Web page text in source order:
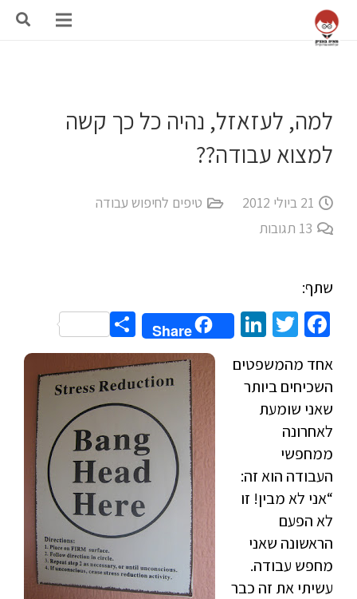
למה, לעזאזל, נהיה כל כך קשה
למצוא עבודה??
21 ביולי 2012
טיפים לחיפוש עבודה
13 תגובות
שתף:
Facebook
Twitter
LinkedIn
Share
Share
אחד מהמשפטים
השכיחים ביותר
שאני שומעת
לאחרונה
ממחפשי
העבודה הוא זה:
“אני לא מבין! זו
לא הפעם
הראשונה שאני
מחפש עבודה.
עשיתי את זה כבר